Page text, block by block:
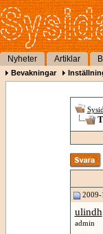
Nyheter Artiklar
Bevakningar
2009-
ulindh
admin